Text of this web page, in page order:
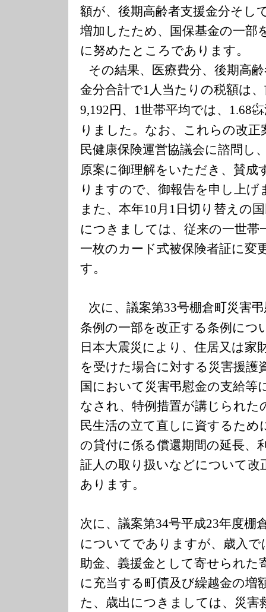
額が、後期高齢者支援金分そし
増加したため、国保基金の一部
に努めたところであります。
その結果、医療費分、後期高
金分合計で1 人当たりの税額は
9,192円、 1世帯平均では、 1.68
りました。なお、これらの改
民健康保険運営協議会に諮問し
原案に御理解をいただき、賛成
りますので、御報告を申し上げ
また、本年10 月 1 日切り替えの
につきましては、従来の一世帯
一枚のカード式被保険者証に変
す。
次に、議案第33号棚倉町災害
条例の一部を改正する条例につ
日本大震災により、住居又は家
を受けた場合に対する災害援護
国において災害弔慰金の支給等
なされ、特例措置が講じられた
民生活の立て直しに資するため
の貸付に係る償還期間の延長、
証人の取り扱いなどについて
あります。
次に、議案第34号平成23年度棚
についてでありますが、歳入
助金、義援金として寄せられた
に充当する町債及び繰越金の増
た、歳出につきましては、災害